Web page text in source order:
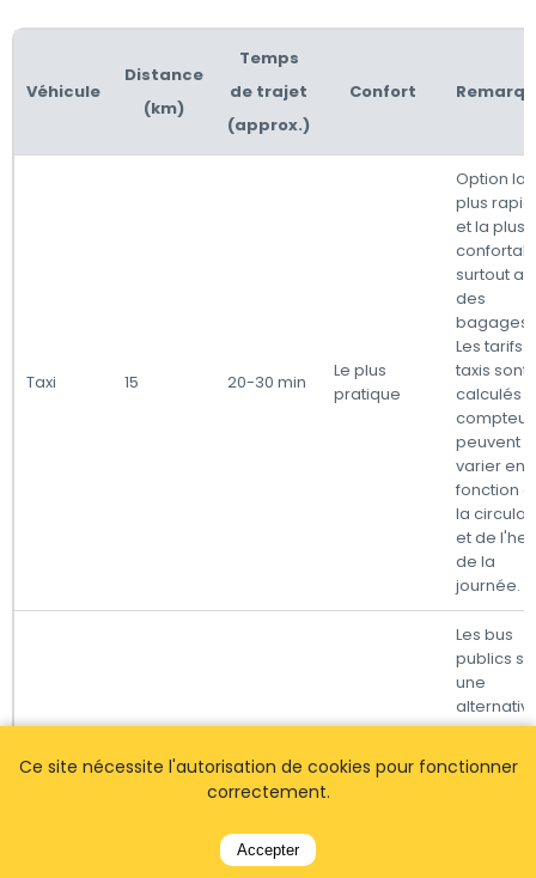
Véhicule
Distance
(km)
Temps
de trajet
(approx.)
Confort
Taxi 15 20-30 min
Le plus
pratique
Option la
plus
et la plus
surtout
des
bagages.
Les tarifs
taxis sont
calculés
peuvent
varier en
fonction
la
et de
de la
journée.
Les bus
publics
une
peu
coûteuse,
bien qu'ils
Ce site nécessite l'autorisation de cookies pour fonctionner
correctement.
Accepter